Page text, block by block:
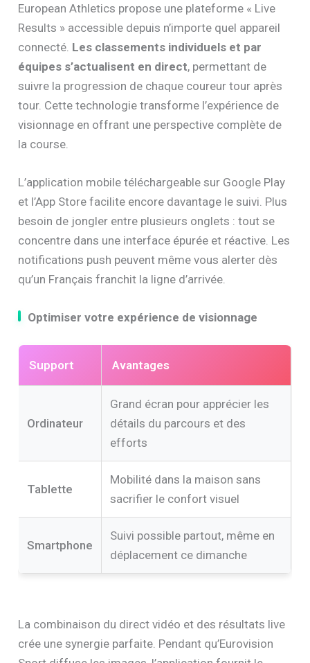
European Athletics propose une plateforme « Live
Results » accessible depuis n’importe quel appareil
connecté. Les classements individuels et par
équipes s’actualisent en direct, permettant de
suivre la progression de chaque coureur tour après
tour. Cette technologie transforme l’expérience de
visionnage en offrant une perspective complète de
la course.
L’application mobile téléchargeable sur Google Play
et l’App Store facilite encore davantage le suivi. Plus
besoin de jongler entre plusieurs onglets : tout se
concentre dans une interface épurée et réactive. Les
notifications push peuvent même vous alerter dès
qu’un Français franchit la ligne d’arrivée.
Optimiser votre expérience de visionnage
Support Avantages
Ordinateur
Grand écran pour apprécier les
détails du parcours et des
efforts
Tablette
Mobilité dans la maison sans
sacrifier le confort visuel
Smartphone
Suivi possible partout, même en
déplacement ce dimanche
La combinaison du direct vidéo et des résultats live
crée une synergie parfaite. Pendant qu’Eurovision